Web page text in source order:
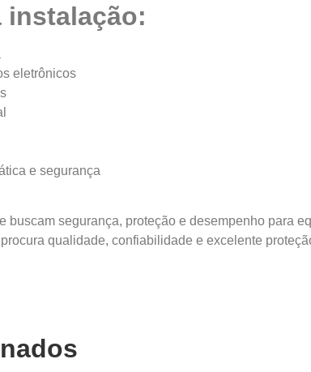
instalação:
eletrônicos
e segurança
buscam segurança, proteção e desempenho para
qualidade, confiabilidade e excelente